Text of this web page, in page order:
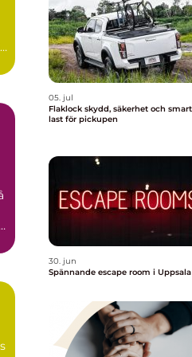
05. jul
Flaklock skydd, säkerhet och smartare
last för pickupen
30. jun
Spännande escape room i Uppsala